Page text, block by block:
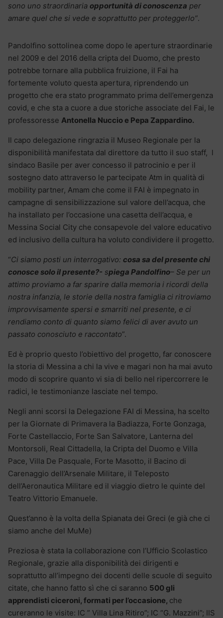
sono uno straordinaria opportunità di conoscenza per
amare quel che si vede e soprattutto per proteggerlo”.
Pandolfino sottolinea come dopo le aperture straordinarie
nel 2009 e del 2016 della cripta del Duomo, che presto
potrebbe tornare alla pubblica fruizione, il Fai ha
fortemente voluto questa apertura, riprendendo un
progetto che era stato programmato prima dell’emergenza
covid, e che sta a cuore a due storiche associate del Fai, le
professoresse Antonella Nuccio e Pepa Zappardino.
Il capo delegazione ringrazia il Museo Regionale per la
disponibilità manifestata dal direttore da tutto il suo staff, l
sindaco Basile per aver concesso il patrocinio e per il
sostegno dato attraverso le partecipate Atm in qualità di
mobility partner, Amam che come il FAI è impegnato in
campagne di sensibilizzazione sul valore dell’acqua, che
ha installato per l’occasione una casetta dell’acqua, e
Messina Social City che consapevole del valore educativo
ed inclusivo della cultura ha voluto condividere il progetto.
“Ci siamo posti un interrogativo: cosa sa del presente chi
conosce solo il presente?- spiega Pandolfino– Se per un
attimo proviamo a far sparire dalla memoria i ricordi della
nostra infanzia, le storie della nostra famiglia ci ritroviamo
improvvisamente spersi e smarriti nel presente, e ci
rendiamo conto di quanto siamo felici di aver avuto un
passato conosciuto e raccontato”.
Ed è proprio questo l’obiettivo del progetto, far conoscere
la storia di Messina a chi la vive e magari non ha mai avuto
modo di scoprire quanto vi sia di bello nel ripercorrere le
radici, le testimonianze lasciate nel tempo.
Negli anni scorsi la Delegazione FAI di Messina, ha scelto
per la Giornate di Primavera la Badiazza, Forte Gonzaga,
Forte Castellaccio, Forte San Salvatore, Lanterna del
Montorsoli, Real Cittadella, la Cripta del Duomo e Villa
Pace, Villa De Pasquale, Forte Masotto, il Bacino di
Carenaggio dell’Arsenale Militare, il Teleposto
dell’Aeronautica Militare ed il viaggio dietro le quinte del
Teatro Vittorio Emanuele.
Quest’anno è la volta della Spianata dei Greci (e già che ci
siamo anche del MuMe)
Preziosa è stata la collaborazione con l’Ufficio Scolastico
Regionale, grazie alla disponibilità dei dirigenti e
soprattutto all’impegno dei docenti delle scuole di seguito
citate, che hanno fatto sì che ci saranno 500 gli
apprendisti ciceroni, formati per l’occasione, che
cureranno le visite: IC ” Villa Lina Ritiro”; IC “G. Mazzini”; IIS